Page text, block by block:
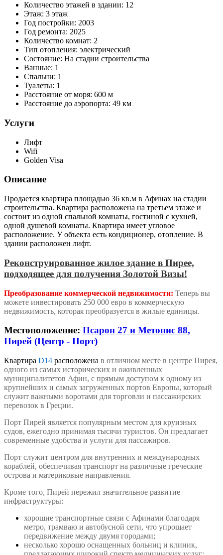
Количество этажей в здании: 12
Этаж: 3 этаж
Год постройки: 2003
Год ремонта: 2025
Количество комнат: 2
Тип отопления: электрический
Состояние: На стадии строительства
Ванные: 1
Спальни: 1
Туалеты: 1
Расстояние от моря: 600 м
Расстояние до аэропорта: 49 км
Услуги
Лифт
Wifi
Golden Visa
Описание
Продается квартира площадью 36 кв.м в Афинах на стадии
строительства. Квартира расположена на третьем этаже и
состоит из одной спальной комнаты, гостиной с кухней,
одной душевой комнаты. Квартира имеет угловое
расположение. У объекта есть кондиционер, отопление. В
здании расположен лифт.
Реконструированное жилое здание в Пирее,
подходящее для получения Золотой Визы!
Преобразование коммерческой недвижимости: Теперь вы
можете инвестировать 250 000 евро в коммерческую
недвижимость, которая преобразуется в жилые единицы.
Местоположение: Псарон 27 и Метонис 88,
Пирей (Центр - Порт)
Квартира D14 расположена в отличном месте в центре Пирея,
одного из самых исторических и оживленных
муниципалитетов Афин, с прямым доступом к одному из
крупнейших и самых загруженных портов Европы, который
служит важными воротами для торговли и пассажирских
перевозок в Греции.
Порт Пирей является популярным местом для круизных
судов, ежегодно принимая тысячи туристов. Он предлагает
современные удобства и услуги для пассажиров.
Порт служит центром для внутренних и международных
кораблей, обеспечивая транспорт на различные греческие
острова и материковые направления.
Кроме того, Пирей пережил значительное развитие
инфраструктуры:
хорошие транспортные связи с Афинами благодаря
метро, трамваю и автобусной сети, что упрощает
передвижение между двумя городами;
несколько хорошо оснащенных больниц и клиник,